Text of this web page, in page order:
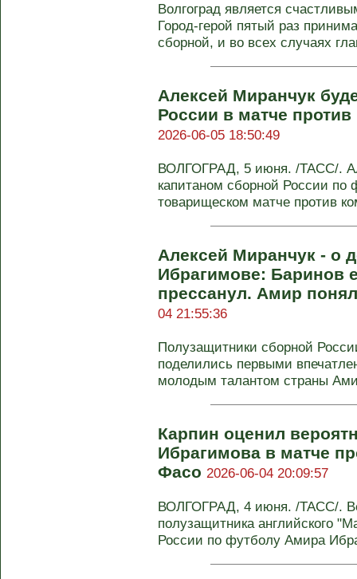
Волгоград является
Город-герой пятый раз
сборной, и во всех случаях
Алексей Миранчук
России в матче
2026-06-05 18:50:49
ВОЛГОГРАД, 5 июня. /ТАСС/.
капитаном сборной России по
товарищеском матче против
Алексей Миранчук - о
Ибрагимове: Баринов
прессанул. Амир
04 21:55:36
Полузащитники сборной
поделились первыми
молодым талантом страны
Карпин оценил
Ибрагимова в матче
Фасо 2026-06-04 20:09:57
ВОЛГОГРАД, 4 июня. /ТАСС/.
полузащитника английского
России по футболу Амира